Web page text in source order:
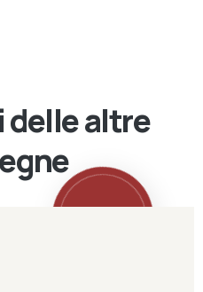
altre